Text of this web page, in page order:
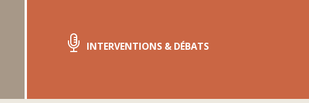
INTERVENTIONS & DÉBATS